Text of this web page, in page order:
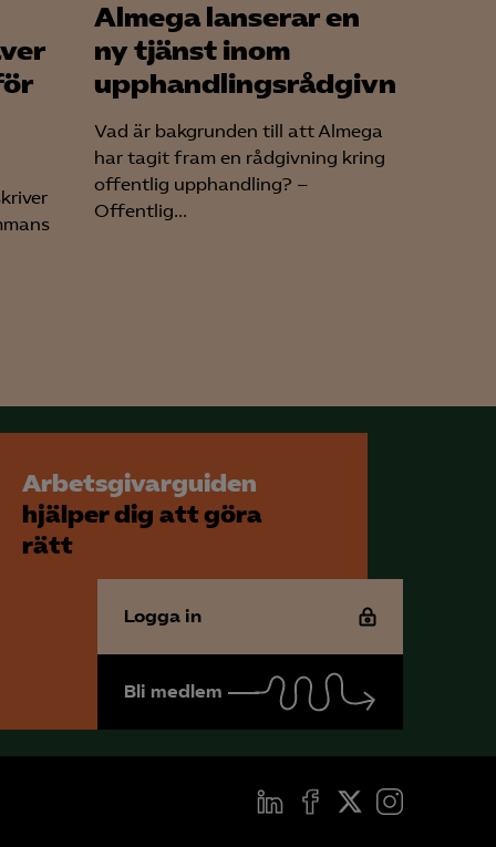
Almega lanserar en
ny tjänst inom
upphandlingsrådgivning
Vad är bakgrunden till att Almega
har tagit fram en rådgivning kring
offentlig upphandling? –
Offentlig...
Arbetsgivarguiden
hjälper dig att göra
rätt
Logga in
Bli medlem